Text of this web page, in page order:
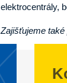
elektrocentrály,
Zajišťujeme